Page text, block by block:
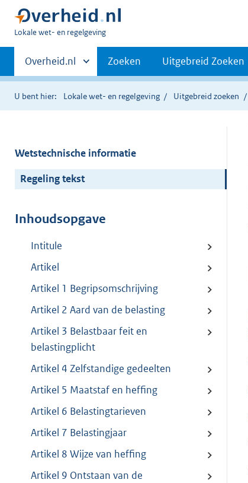
U
hier:
Lokale wet- en regelgeving
Primaire
navigatie
Andere
sites
binnen
Overheid.nl Zoeken Uitgebreid Zoeken
U bent hier: Lokale wet- en regelgeving Uitgebreid zoeken
Wetstechnische informatie
Regeling tekst
Inhoudsopgave
Intitule
Artikel
Artikel 1 Begripsomschrijving
Artikel 2 Aard van de belasting
Artikel 3 Belastbaar feit en
belastingplicht
Artikel 4 Zelfstandige gedeelten
Artikel 5 Maatstaf en heffing
Artikel 6 Belastingtarieven
Artikel 7 Belastingjaar
Artikel 8 Wijze van heffing
Artikel 9 Ontstaan van de